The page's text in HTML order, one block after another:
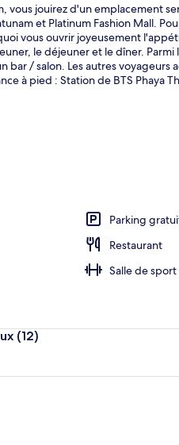
vous jouirez d'un emplacement
et Platinum Fashion Mall.
vous ouvrir joyeusement
le déjeuner et le dîner.
/ salon. Les autres voyageurs
à pied : Station de BTS Phaya
Parking
Restaurant
Salle de sport
(12)